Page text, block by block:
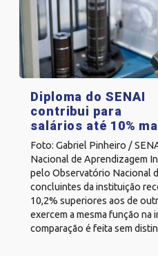
Diploma do SENAI
contribui para
salários até 10%
Foto: Gabriel Pinheiro /
Nacional de Aprendizagem
pelo Observatório Nacional
concluintes da instituição
10,2% superiores aos de
exercem a mesma função na
comparação é feita sem